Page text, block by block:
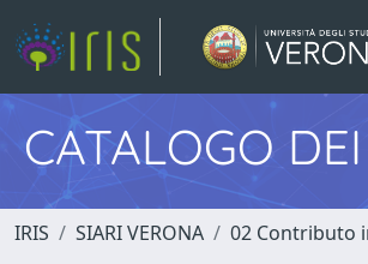
CATALOGO
IRIS SIARI VERONA 02 Contributo